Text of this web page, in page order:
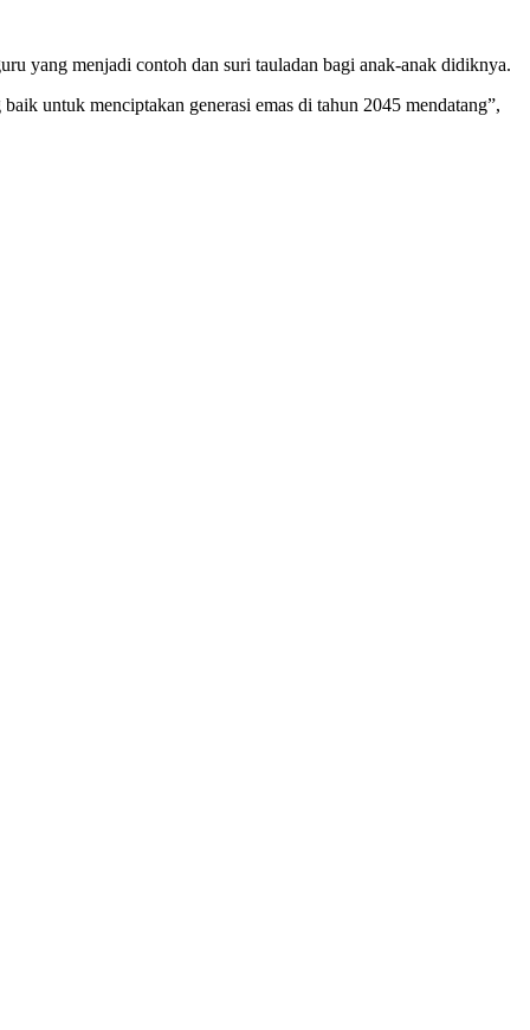
yang menjadi contoh dan suri tauladan bagi anak-anak didiknya.
untuk menciptakan generasi emas di tahun 2045 mendatang”,